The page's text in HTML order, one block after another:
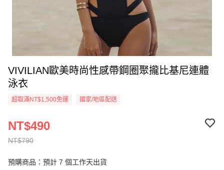
VIVILIAN歐美時尚性感帶鋼圈聚攏比基尼連體
泳衣
超取滿NT$1,500免運 國家/地區配送
NT$790
NT$490
預購商品：預計 7 個工作天出貨